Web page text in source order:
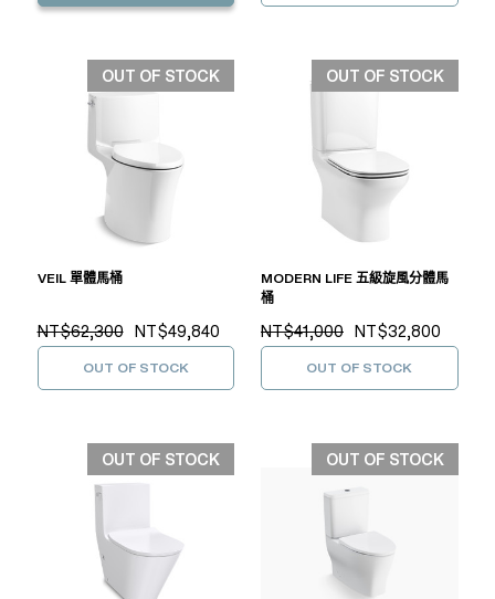
OUT OF STOCK
VEIL 單體馬桶
NT$62,300 NT$49,840
OUT OF STOCK
OUT OF STOCK
MODERN LIFE 五級旋風分體馬
桶
NT$41,000 NT$32,800
OUT OF STOCK
OUT OF STOCK OUT OF STOCK